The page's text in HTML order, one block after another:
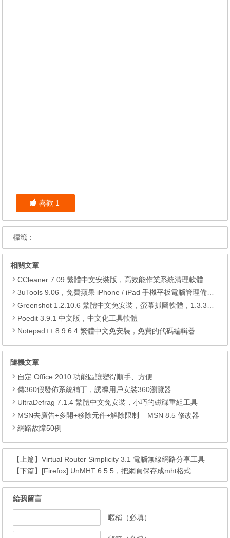
喜歡 1
標籤：
相關文章
CCleaner 7.09 繁體中文安裝版，高效能作業系統清理軟體
3uTools 9.06，免費蘋果 iPhone / iPad 手機平板電腦管理備份還原軟體
Greenshot 1.2.10.6 繁體中文免安裝，螢幕抓圖軟體，1.3.315 安裝版
Poedit 3.9.1 中文版，中文化工具軟體
Notepad++ 8.9.6.4 繁體中文免安裝，免費的代碼編輯器
隨機文章
自定 Office 2010 功能區讓變得順手、方便
傳360假發佈系統補丁，誘導用戶安裝360瀏覽器
UltraDefrag 7.1.4 繁體中文免安裝，小巧的磁碟重組工具
MSN去廣告+多開+移除元件+解除限制 – MSN 8.5 修改器
網路故障50例
【上篇】Virtual Router Simplicity 3.1 電腦無線網路分享工具
【下篇】 [Firefox] UnMHT 6.5.5，把網頁保存成mht格式
給我留言
暱稱（必填）